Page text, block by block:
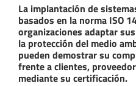
La implantación de
basados en la norma ISO
organizaciones adaptar
la protección del medio
pueden demostrar su
frente a clientes,
mediante su certificación.